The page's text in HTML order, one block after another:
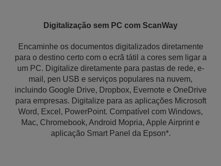
Digitalização sem PC com ScanWay
Encaminhe os documentos digitalizados diretamente
para o destino certo com o ecrã tátil a cores sem ligar a
um PC. Digitalize diretamente para pastas de rede, e-
mail, pen USB e serviços populares na nuvem,
incluindo Google Drive, Dropbox, Evernote e OneDrive
para empresas. Digitalize para as aplicações Microsoft
Word, Excel, PowerPoint. Compatível com Windows,
Mac, Chromebook, Android Mopria, Apple Airprint e
aplicação Smart Panel da Epson*.